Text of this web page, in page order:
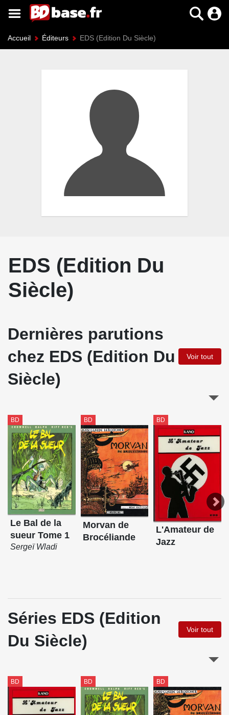
Accueil Éditeurs EDS (Edition Du Siècle)
EDS (Edition Du
Siècle)
Dernières parutions
chez EDS (Edition Du
Siècle)
Voir tout
BD
Le Bal de la
sueur Tome 1
Sergeï Wladi
BD
Morvan de
Brocéliande
BD
L'Amateur de
Jazz
Séries EDS (Edition
Du Siècle)
Voir tout
BD BD BD